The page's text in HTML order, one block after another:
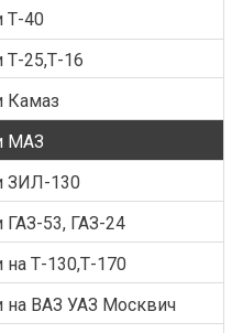
Т-40
Т-25,Т-16
Камаз
МАЗ
ЗИЛ-130
ГАЗ-53, ГАЗ-24
на Т-130,Т-170
на ВАЗ УАЗ Москвич